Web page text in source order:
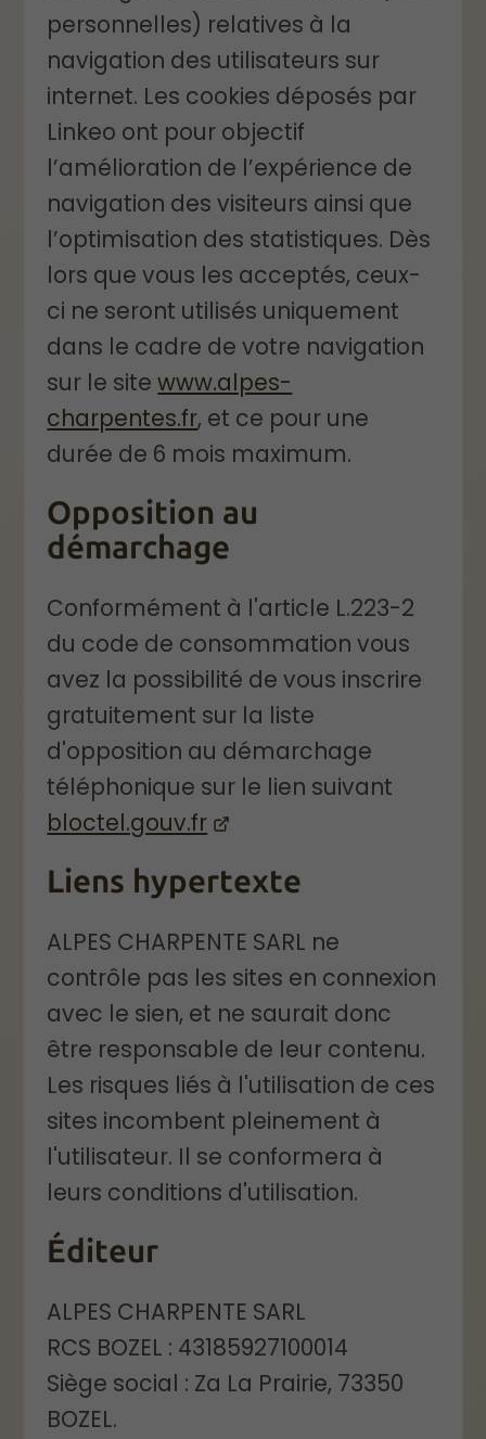
personnelles) relatives à la
navigation des utilisateurs sur
internet. Les cookies déposés par
Linkeo ont pour objectif
l’amélioration de l’expérience de
navigation des visiteurs ainsi que
l’optimisation des statistiques. Dès
lors que vous les acceptés, ceux-
ci ne seront utilisés uniquement
dans le cadre de votre navigation
sur le sitewww.alpes-
charpentes.fr, et ce pour une
durée de 6 mois maximum.
Opposition au
démarchage
Conformément à l'article L.223-2
du code de consommation vous
avez la possibilité de vous inscrire
gratuitement sur la liste
d'opposition au démarchage
téléphonique sur le lien suivant
bloctel.gouv.fr
Liens hypertexte
ALPES CHARPENTE SARL ne
contrôle pas les sites en connexion
avec le sien, et ne saurait donc
être responsable de leur contenu.
Les risques liés à l'utilisation de ces
sites incombent pleinement à
l'utilisateur. Il se conformera à
leurs conditions d'utilisation.
Éditeur
ALPES CHARPENTE SARL
RCS BOZEL : 43185927100014
Siège social : Za La Prairie, 73350
BOZEL.